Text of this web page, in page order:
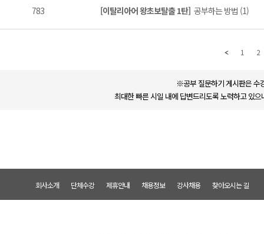
783 [이탈리아어 왕초보탈출 1탄] 공부하는 방법 (1)
1 2
※공부 질문하기 게시판은 수
최대한 빠른 시일 내에 답변드리도록 노력하고 있
회사소개 단체수강 제휴안내 채용정보 강사채용 찾아오시는 길